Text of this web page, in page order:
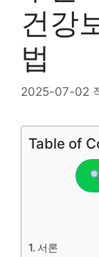
건강
법
2025-07-02
Table of
서론